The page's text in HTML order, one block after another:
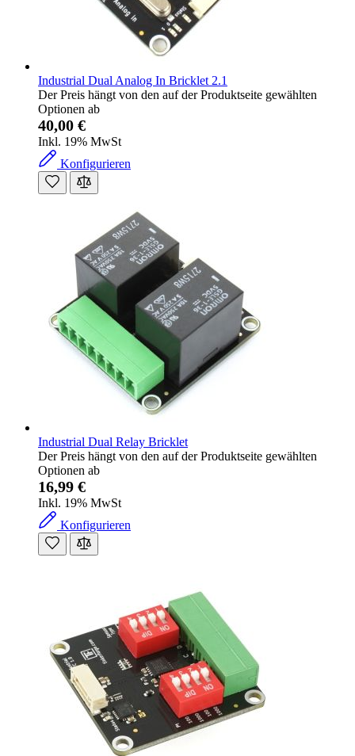
Industrial Dual Analog In Bricklet 2.1
Der Preis hängt von den auf der Produktseite gewählten
Optionen ab
40,00 €
Inkl. 19% MwSt
Konfigurieren
Industrial Dual Relay Bricklet
Der Preis hängt von den auf der Produktseite gewählten
Optionen ab
16,99 €
Inkl. 19% MwSt
Konfigurieren